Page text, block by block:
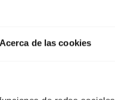
Acerca de las cookies